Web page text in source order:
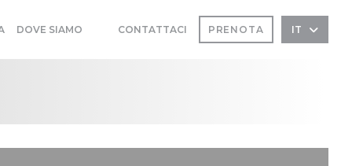
DOVE SIAMO
((APRE UNA NUOVA FINESTRA))
((APRE UNA NUOVA FINESTRA))
CONTATTACI PRENOTA IT